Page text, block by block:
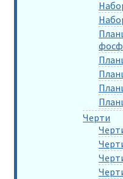
Черти